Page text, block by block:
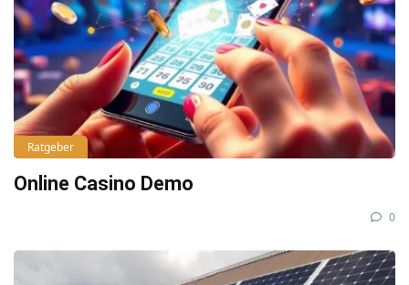
Ratgeber
Online Casino Demo
0